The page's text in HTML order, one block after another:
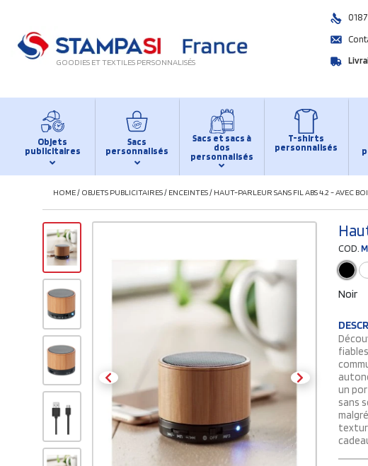
GOODIES ET TEXTILES PERSONNALISÉS
Objets
publicitaires
Sacs
personnalisés
Sacs et sacs à
dos
personnalisés
T-shirts
personnalisés
HOME/ OBJETS PUBLICITAIRES/ ENCEINTES/ HAUT-PARLEUR SANS FIL ABS 4.2 - AVEC
COD.
Noir
un
sans